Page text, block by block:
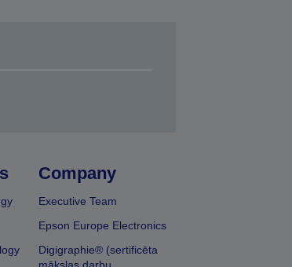
Company
Executive Team
Epson Europe Electronics
Digigraphie® (sertificēta